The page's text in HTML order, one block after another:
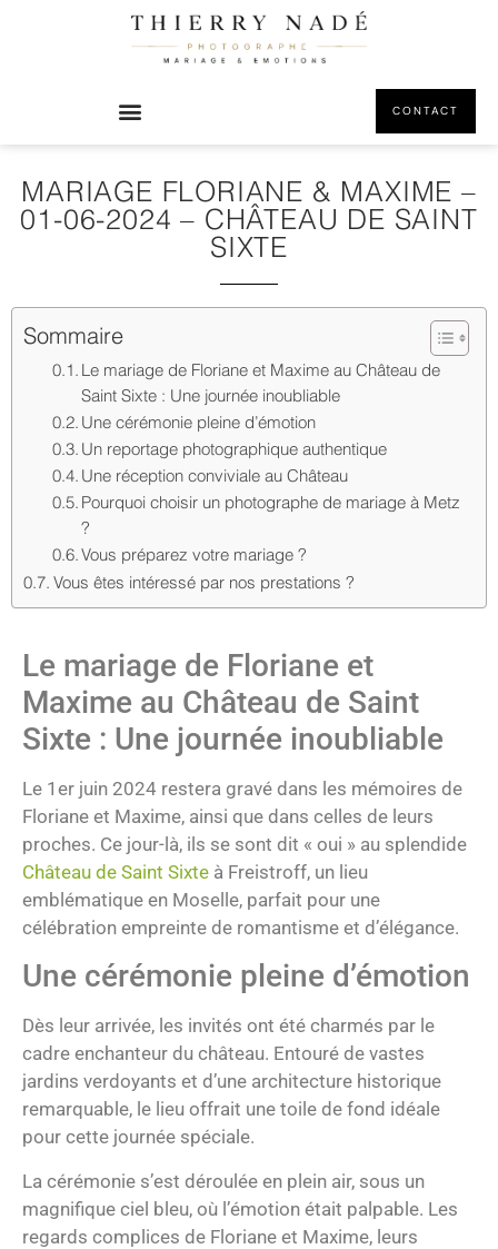
CONTACT
MARIAGE FLORIANE & MAXIME –
01-06-2024 – CHÂTEAU DE SAINT
SIXTE
Sommaire
Le mariage de Floriane et Maxime au Château de
Saint Sixte : Une journée inoubliable
Une cérémonie pleine d’émotion
Un reportage photographique authentique
Une réception conviviale au Château
Pourquoi choisir un photographe de mariage à Metz
?
Vous préparez votre mariage ?
Vous êtes intéressé par nos prestations ?
Le mariage de Floriane et
Maxime au Château de Saint
Sixte : Une journée inoubliable
Le 1er juin 2024 restera gravé dans les mémoires de
Floriane et Maxime, ainsi que dans celles de leurs
proches. Ce jour-là, ils se sont dit « oui » au splendide
Château de Saint Sixte à Freistroff, un lieu
emblématique en Moselle, parfait pour une
célébration empreinte de romantisme et d’élégance.
Une cérémonie pleine d’émotion
Dès leur arrivée, les invités ont été charmés par le
cadre enchanteur du château. Entouré de vastes
jardins verdoyants et d’une architecture historique
remarquable, le lieu offrait une toile de fond idéale
pour cette journée spéciale.
La cérémonie s’est déroulée en plein air, sous un
magnifique ciel bleu, où l’émotion était palpable. Les
regards complices de Floriane et Maxime, leurs